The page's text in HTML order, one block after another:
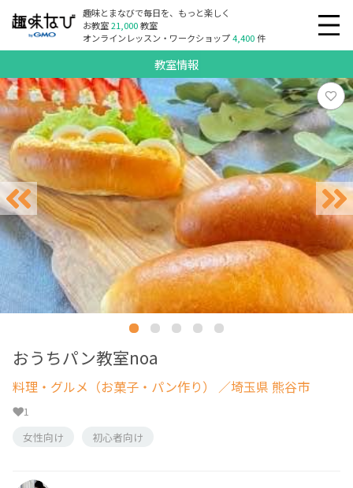
趣味とまなびで毎日を、もっと楽しく
お教室21,000教室
オンラインレッスン・ワークショップ4,400件
教室情報
おうちパン教室noa
料理・グルメ（お菓子・パン作り） ／埼玉県 熊谷市
1
女性向け
初心者向け